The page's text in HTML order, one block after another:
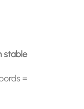
stable
=